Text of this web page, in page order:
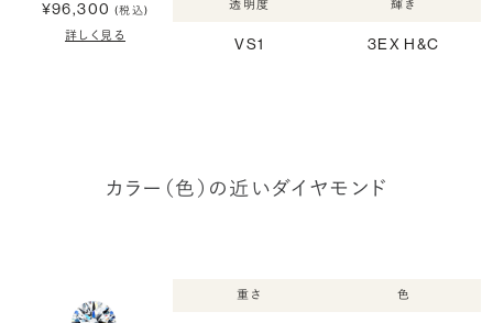
¥96,300 (税込)
詳しく見る
透明度
VS1
輝き
3EX H&C
カラー（色）の近いダイヤモンド
重さ 色